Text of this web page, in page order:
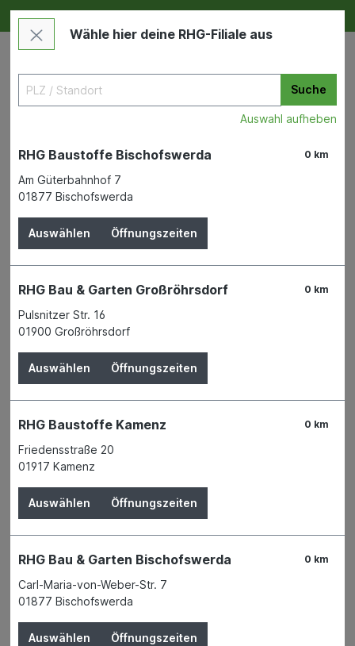
Deine RHG NEU ERLEBEN
Lichtplatten und Lichtbahnen
Polystyrolpl. klar glatt 1x0,5m
2,5mm
SCOBALITWERK WAGNER GMBH
Der Preis wird erst nach Wahl einer Filiale
angezeigt.
Wähle hier deine RHG-Filiale aus
Suche
Auswahl aufheben
0 km
RHG Baustoffe Bischofswerda
Am Güterbahnhof 7
01877 Bischofswerda
Auswählen Öffnungszeiten
0 km
RHG Bau & Garten Großröhrsdorf
Pulsnitzer Str. 16
01900 Großröhrsdorf
Auswählen Öffnungszeiten
0 km
RHG Baustoffe Kamenz
Friedensstraße 20
01917 Kamenz
Auswählen Öffnungszeiten
0 km
RHG Bau & Garten Bischofswerda
Carl-Maria-von-Weber-Str. 7
01877 Bischofswerda
Auswählen Öffnungszeiten